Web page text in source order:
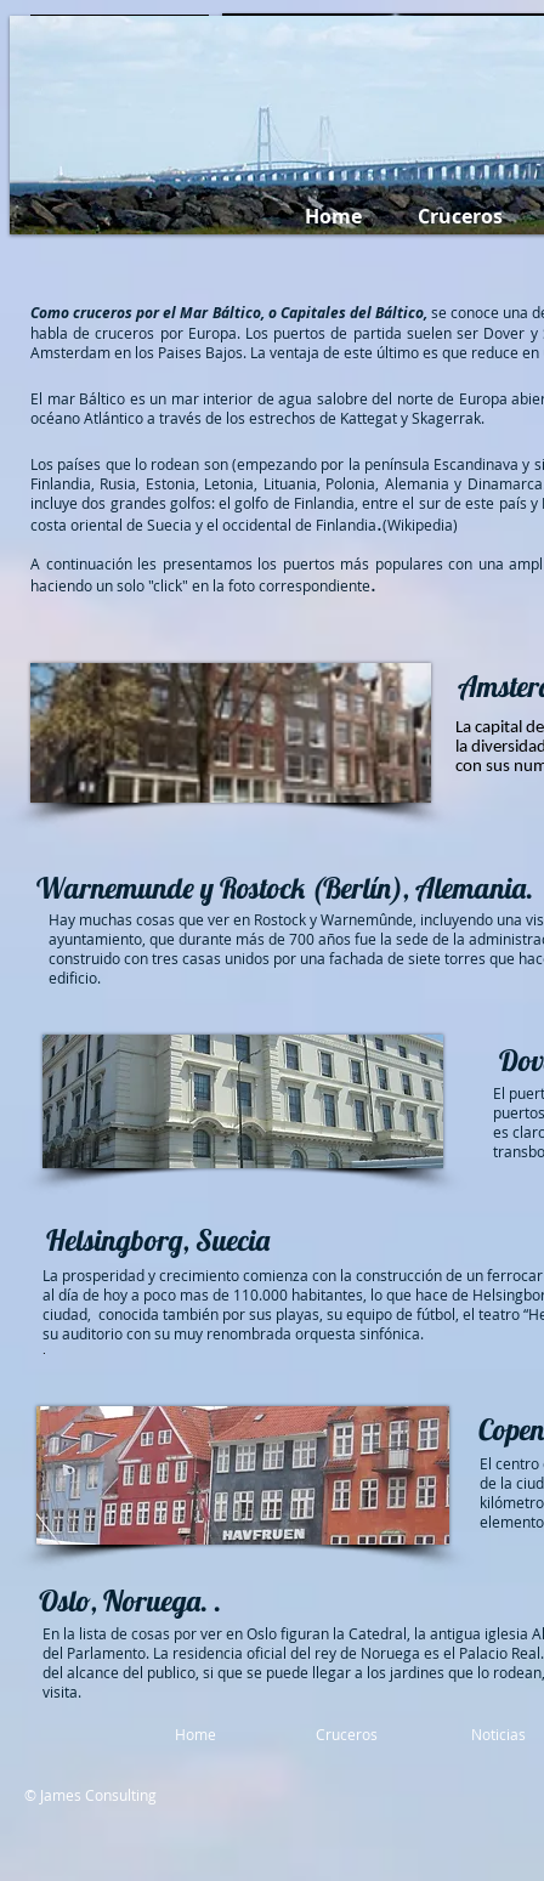
Miami Travel...
Como cruceros por el Mar Báltico, o Capitales del Báltico, se conoce una
habla de cruceros por Europa. Los puertos de partida suelen ser Dover
Amsterdam en los Paises Bajos. La ventaja de este último es que reduce
El mar Báltico es un mar interior de agua salobre del norte de Europa
océano Atlántico a través de los estrechos de Kattegat y Skagerrak.
Los países que lo rodean son (empezando por la península Escandinava y
Finlandia Rusia Estonia Letonia Lituania Polonia Alemania y Dinamarca
incluye dos grandes golfos: elgolfo de Finlandia , entre el sur de este país y
costa oriental de Suecia y el occidental de Finlandia.(Wikipedia)
A continuación les presentamos los puertos más populares con una
haciendo un solo "click" en la foto correspondiente.
La capital
la
con sus
Hay muchas cosas que ver en Rostock y Warnemûnde, incluyendo una
ayuntamiento, que durante más de 700 años fue la sede de la
construido con tres casas unidos por una fachada de siete torres que
edificio.
Warnemunde y Rostock (Berlín), Alemania.
El
es
La prosperidad y crecimiento comienza con la construcción de un
al día de hoy a poco mas de 110.000 habitantes, lo que hace de
ciudad, conocida también por sus playas, su equipo de fútbol, el teatro
su auditorio con su muy renombrada orquesta sinfónica.
Helsingborg, Suecia
El
de la
En la lista de cosas por ver en Oslo figuran la Catedral, la antigua iglesia
del Parlamento. La residencia oficial del rey de Noruega es el Palacio
del alcance del publico, si que se puede llegar a los jardines que lo
visita.
Oslo, Noruega. .
Home Cruceros
Home Cruceros Noticias
© James Consulting